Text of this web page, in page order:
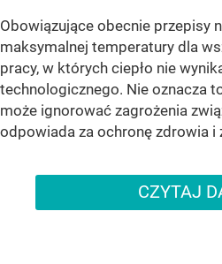
Obowiązujące obecnie przepisy
maksymalnej temperatury dla
pracy, w których ciepło nie
technologicznego. Nie oznacza
może ignorować zagrożenia
odpowiada za ochronę zdrowia i
CZYTAJ